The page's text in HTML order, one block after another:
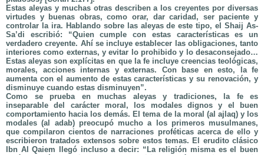
Estas aleyas y muchas otras describen a los creyentes por diversas
virtudes y buenas obras, como orar, dar caridad, ser paciente y
controlar la ira. Hablando sobre las aleyas de este tipo, el Shaij As-
Sa’di escribió: “Quien cumple con estas características es un
verdadero creyente. Ahí se incluye establecer las obligaciones, tanto
interiores como externas, y evitar lo prohibido y lo desaconsejado…
Estas aleyas son explícitas en que la fe incluye creencias teológicas,
morales, acciones internas y externas. Con base en esto, la fe
aumenta con el aumento de estas características y su renovación, y
disminuye cuando estas disminuyen”.
Como se prueba en muchas aleyas y tradiciones, la fe es
inseparable del carácter moral, los modales dignos y el buen
comportamiento hacia los demás. El tema de la moral (al ajlaq) y los
modales (al adab) preocupó mucho a los primeros musulmanes,
que compilaron cientos de narraciones proféticas acerca de ello y
escribieron tratados extensos sobre estos temas. El erudito clásico
Ibn Al Qaiem llegó incluso a decir: “La religión misma es el buen